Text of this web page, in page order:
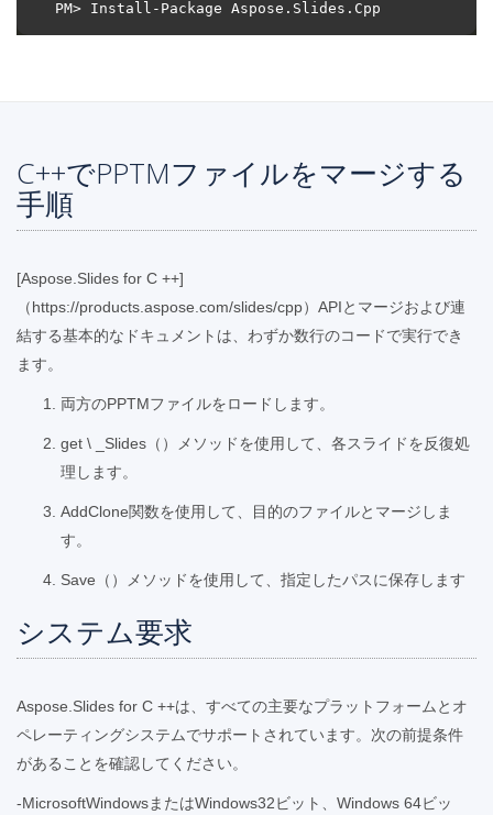
C++でPPTMファイルをマージする
手順
[Aspose.Slides for C ++]
（https://products.aspose.com/slides/cpp）APIとマージおよび連
結する基本的なドキュメントは、わずか数行のコードで実行でき
ます。
両方のPPTMファイルをロードします。
get \ _Slides（）メソッドを使用して、各スライドを反復処
理します。
AddClone関数を使用して、目的のファイルとマージしま
す。
Save（）メソッドを使用して、指定したパスに保存します
システム要求
Aspose.Slides for C ++は、すべての主要なプラットフォームとオ
ペレーティングシステムでサポートされています。次の前提条件
があることを確認してください。
-MicrosoftWindowsまたはWindows32ビット、Windows 64ビッ